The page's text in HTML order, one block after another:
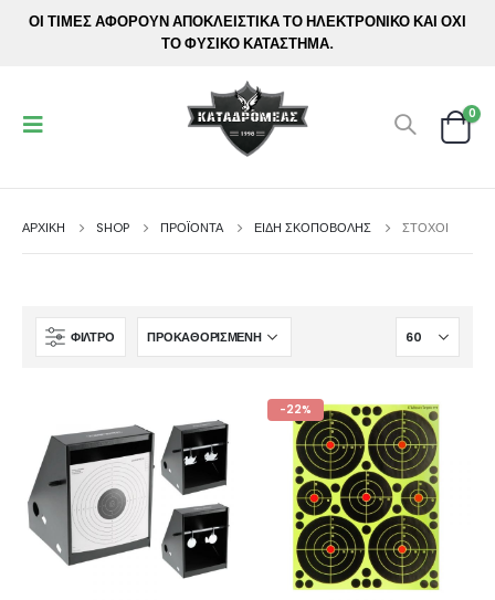
ΟΙ ΤΙΜΕΣ ΑΦΟΡΟΥΝ ΑΠΟΚΛΕΙΣΤΙΚΑ ΤΟ ΗΛΕΚΤΡΟΝΙΚΟ ΚΑΙ ΟΧΙ
ΤΟ ΦΥΣΙΚΟ ΚΑΤΑΣΤΗΜΑ.
0
ΑΡΧΙΚΉ SHOP ΠΡΟΪΟΝΤΑ ΕΙΔΗ ΣΚΟΠΟΒΟΛΗΣ ΣΤΌΧΟΙ
ΦΊΛΤΡΟ
-22%